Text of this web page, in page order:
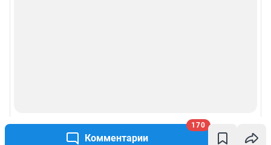
Комментарии
170